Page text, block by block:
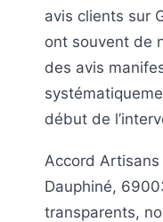
avis clients sur
ont souvent de
des avis
début de
Accord
Dauphiné,
transparents,